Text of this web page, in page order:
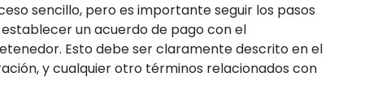
sencillo, pero es importante seguir los pasos
un acuerdo de pago con el
Esto debe ser claramente descrito en el
y cualquier otro términos relacionados con